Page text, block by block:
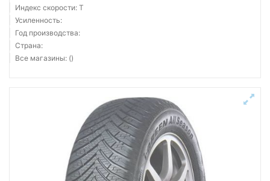
Индекс скорости: T
Усиленность:
Год производства:
Страна:
Все магазины: ()